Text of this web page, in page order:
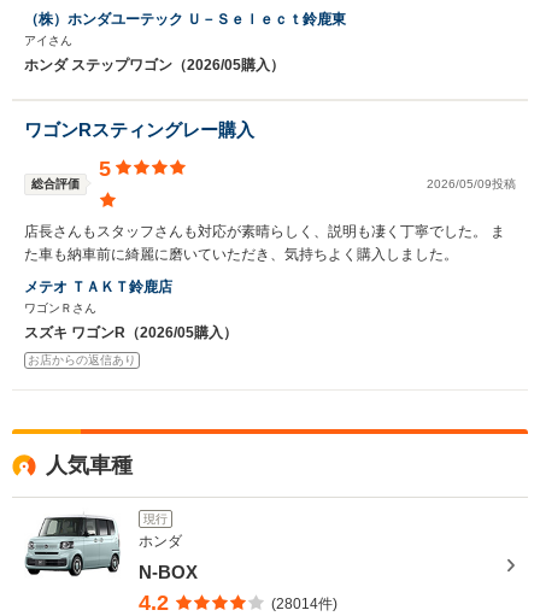
（株）ホンダユーテック Ｕ－Ｓｅｌｅｃｔ鈴鹿東
アイさん
ホンダ ステップワゴン（2026/05購入）
ワゴンRスティングレー購入
総合評価
5
2026/05/09投稿
店長さんもスタッフさんも対応が素晴らしく、説明も凄く丁寧でした。 ま
た車も納車前に綺麗に磨いていただき、気持ちよく購入しました。
メテオ ＴＡＫＴ鈴鹿店
ワゴンＲさん
スズキ ワゴンR（2026/05購入）
お店からの返信あり
人気車種
現行
ホンダ
N-BOX
4.2 (28014件)